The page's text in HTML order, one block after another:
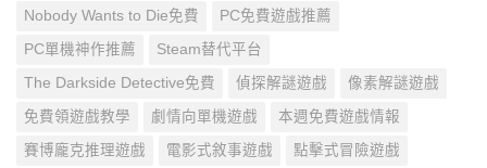
Nobody Wants to Die免費 PC免費遊戲推薦
PC單機神作推薦 Steam替代平台
The Darkside Detective免費 偵探解謎遊戲 像素解謎遊戲
免費領遊戲教學 劇情向單機遊戲 本週免費遊戲情報
賽博龐克推理遊戲 電影式敘事遊戲 點擊式冒險遊戲